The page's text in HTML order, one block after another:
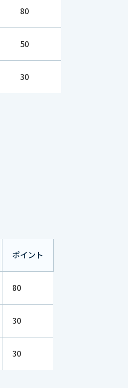
80
50
30
ポイント
80
30
30